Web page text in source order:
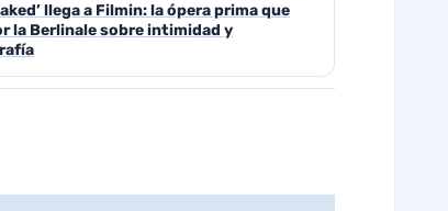
llega a Filmin: la ópera prima que
la Berlinale sobre intimidad y